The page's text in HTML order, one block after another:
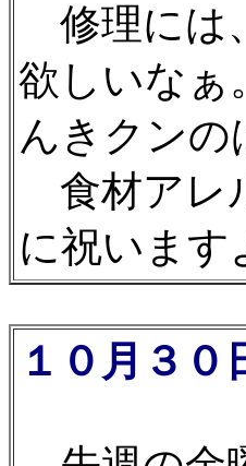
修理には
欲しいなぁ
んきクン
食材アレ
に祝います
１０月３０